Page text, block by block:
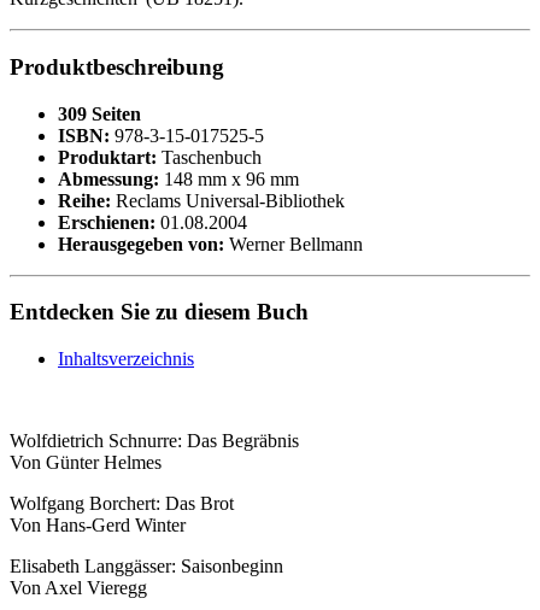
Produktbeschreibung
309 Seiten
ISBN: 978-3-15-017525-5
Produktart: Taschenbuch
Abmessung: 148 mm x 96 mm
Reihe: Reclams Universal-Bibliothek
Erschienen: 01.08.2004
Herausgegeben von: Werner Bellmann
Entdecken Sie zu diesem Buch
Inhaltsverzeichnis
Wolfdietrich Schnurre: Das Begräbnis
Von Günter Helmes
Wolfgang Borchert: Das Brot
Von Hans-Gerd Winter
Elisabeth Langgässer: Saisonbeginn
Von Axel Vieregg